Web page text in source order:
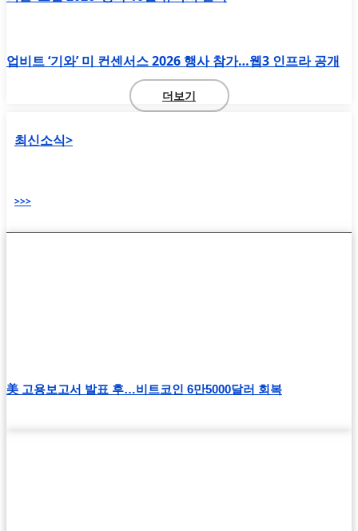
업비트 ‘기와’ 미 컨센서스 2026 행사 참가…웹3 인프라 공개
더보기
최신소식>
>>>
美 고용보고서 발표 후…비트코인 6만5000달러 회복